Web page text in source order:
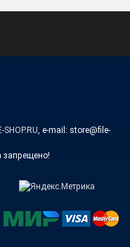
, e-mail: store@file-
запрещено!